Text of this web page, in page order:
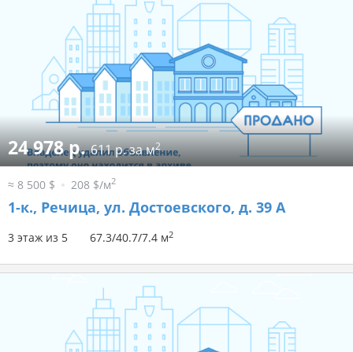
24 978 р.611 р. за м2
≈ 8 500 $ 208 $/м2
1-к., Речица, ул. Достоевского, д. 39 А
3 этаж из 5 67.3/40.7/7.4 м2